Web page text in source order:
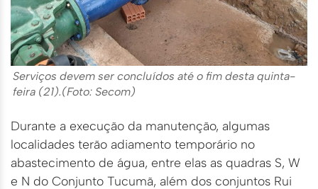
Serviços devem ser concluídos até o fim desta quinta-
feira (21).(Foto: Secom)
Durante a execução da manutenção, algumas
localidades terão adiamento temporário no
abastecimento de água, entre elas as quadras S, W
e N do Conjunto Tucumã, além dos conjuntos Rui